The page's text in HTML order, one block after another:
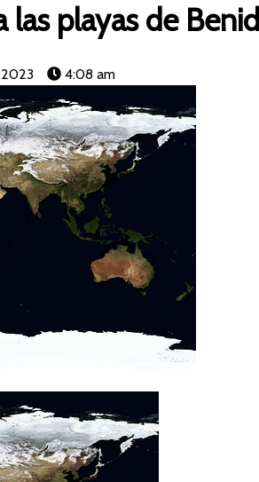
playas de
2023 4:08 am